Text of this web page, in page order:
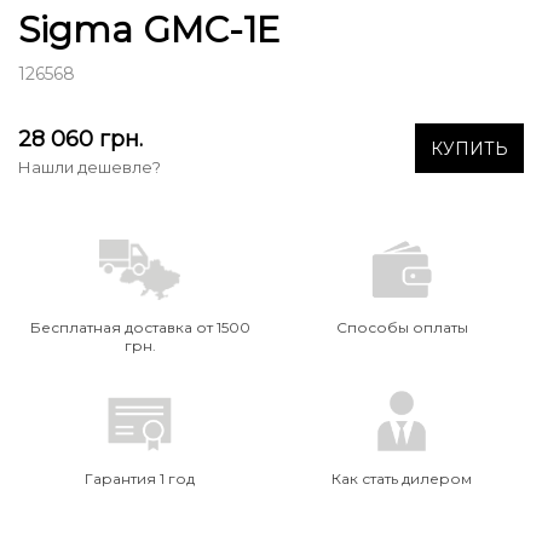
Sigma GMC-1E
126568
28 060 грн.
Нашли дешевле?
КУПИТЬ
Бесплатная доставка от 1500
грн.
Способы оплаты
Гарантия 1 год Как стать дилером